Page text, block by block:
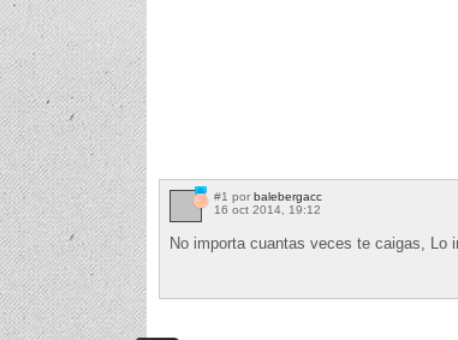
#1 por balebergacc
16 oct 2014, 19:12
No importa cuantas veces te caigas,